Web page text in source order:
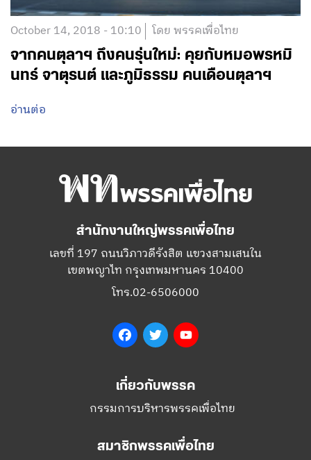
October 14, 2018 - 10:10
จากคนตุลาฯ ถึงคนรุ่นใหม่: คุยกับหมอพรหมิ
สำนักงานใหญ่พรรคเพื่อไทย
เลขที่ 197 ถนนวิภาวดีรังสิต แขวงสามเสนใน
เขตพญาไท กรุงเทพมหานคร 10400
โทร.02-6506000